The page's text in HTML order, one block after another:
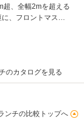
超、全幅2mを超える
に、フロントマス…
のカタログを見る
ンチの比較トップへ